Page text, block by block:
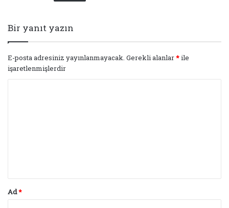
Bir yanıt yazın
E-posta adresiniz yayınlanmayacak. Gerekli alanlar*ile
işaretlenmişlerdir
Ad*